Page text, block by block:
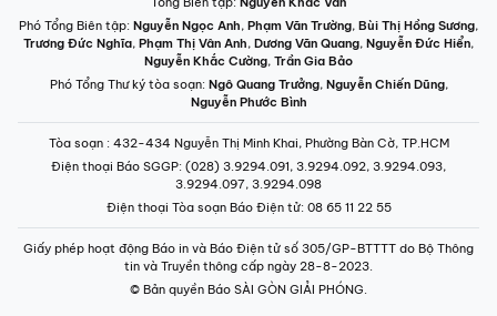
Phó Tổng Biên tập: Nguyễn Ngọc Anh, Phạm Văn Trường, Bùi Thị Hồng Sương,
Trương Đức Nghĩa, Phạm Thị Vân Anh, Dương Văn Quang, Nguyễn Đức Hiển,
Nguyễn Khắc Cường, Trần Gia Bảo
Phó Tổng Thư ký tòa soạn: Ngô Quang Trưởng, Nguyễn Chiến Dũng,
Nguyễn Phước Bình
Tòa soạn : 432-434 Nguyễn Thị Minh Khai, Phường Bàn Cờ, TP.HCM
Điện thoại Báo SGGP: (028) 3.9294.091, 3.9294.092, 3.9294.093,
3.9294.097, 3.9294.098
Điện thoại Tòa soạn Báo Điện tử: 08 65 11 22 55
Giấy phép hoạt động Báo in và Báo Điện tử số 305/GP-BTTTT do Bộ Thông
tin và Truyền thông cấp ngày 28-8-2023.
© Bản quyền Báo SÀI GÒN GIẢI PHÓNG.